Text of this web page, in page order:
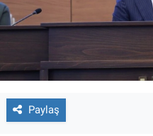
Paylaş